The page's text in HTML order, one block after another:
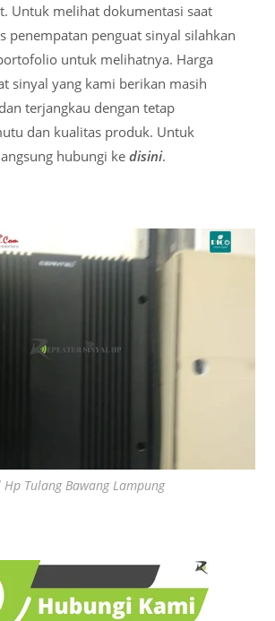
Untuk melihat dokumentasi saat
penempatan penguat sinyal silahkan
untuk melihatnya. Harga
sinyal yang kami berikan masih
terjangkau dengan tetap
dan kualitas produk. Untuk
hubungi kedisini.
Hp Tulang Bawang Lampung